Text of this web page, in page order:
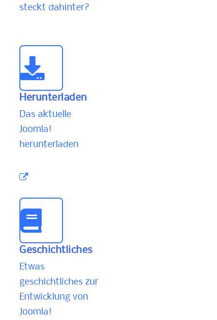
steckt dahinter?
Herunterladen
Das aktuelle
Joomla!
herunterladen
Geschichtliches
Etwas
geschichtliches zur
Entwicklung von
Joomla!